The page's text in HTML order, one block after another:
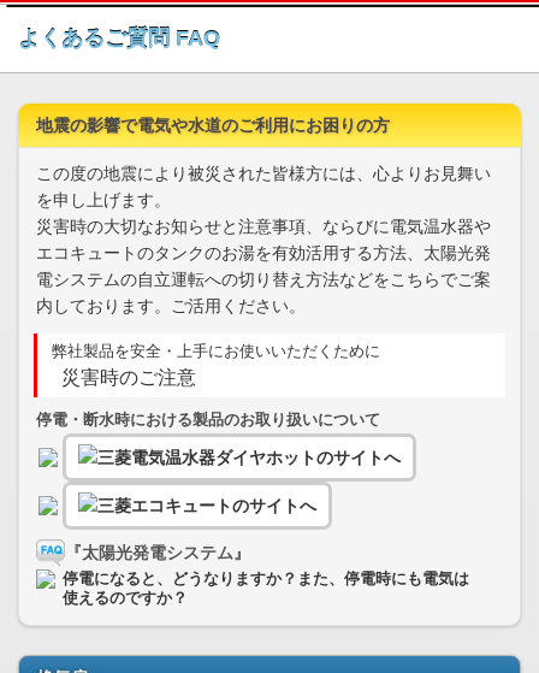
このページの本文へ
よくあるご質問 FAQ
地震の影響で電気や水道のご利用にお困りの方
この度の地震により被災された皆様方には、心よりお見舞い
を申し上げます。
災害時の大切なお知らせと注意事項、ならびに電気温水器や
エコキュートのタンクのお湯を有効活用する方法、太陽光発
電システムの自立運転への切り替え方法などをこちらでご案
内しております。ご活用ください。
弊社製品を安全・上手にお使いいただくために
災害時のご注意
停電・断水時における製品のお取り扱いについて
『太陽光発電システム』
停電になると、どうなりますか？また、停電時にも電気は
使えるのですか？